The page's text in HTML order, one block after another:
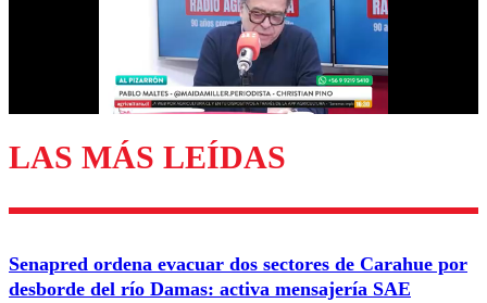
Enviar comentario
LAS MÁS LEÍDAS
Senapred ordena evacuar dos sectores de Carahue por
desborde del río Damas: activa mensajería SAE